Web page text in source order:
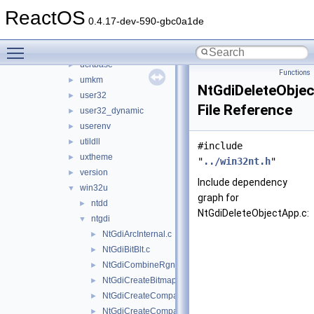
ReactOS 0.4.17-dev-590-gbc0a1de
► shell32
► ucrtbase
► umkm
► user32
► user32_dynamic
► userenv
► utildll
► uxtheme
► version
▼ win32u
► ntdd
▼ ntgdi
► NtGdiArcInternal.c
► NtGdiBitBlt.c
► NtGdiCombineRgn.c
► NtGdiCreateBitmap.c
► NtGdiCreateCompatibleBitmap.c
► NtGdiCreateCompatibleDC.c
Functions
File Reference
#include
" ../win32nt.h"
Include dependency
graph for
NtGdiDeleteObjectApp.c: